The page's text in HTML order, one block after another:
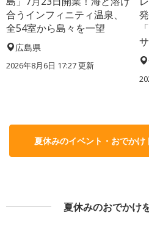
合うインフィニティ温泉、
全54室から島々を一望
広島県
2026年8月6日 17:27更新
夏休みのイベント・おでか
夏休みのおでかけ